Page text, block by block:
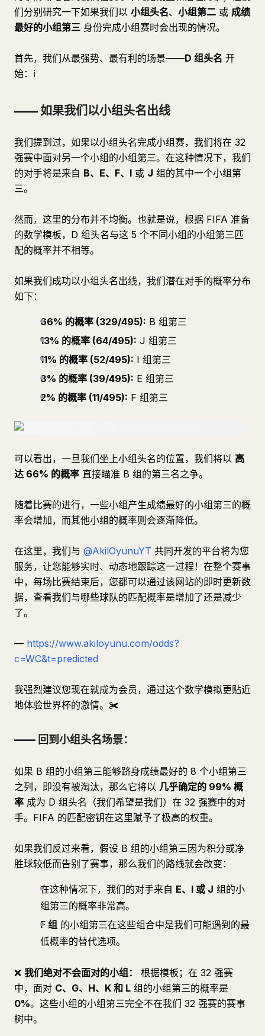
们分别研究一下如果我们以 小组头名、 小组第二 或 成绩
最好的小组第三 身份完成小组赛时会出现的情况。
首先，我们从最强势、最有利的场景——D 组头名 开
始：ℹ
—— 如果我们以小组头名出线
我们提到过，如果以小组头名完成小组赛，我们将在 32
强赛中面对另一个小组的小组第三。在这种情况下，我们
的对手将是来自 B、E、F、I 或 J 组的其中一个小组第
三。
然而，这里的分布并不均衡。也就是说，根据 FIFA 准备
的数学模板，D 组头名与这 5 个不同小组的小组第三匹
配的概率并不相等。
如果我们成功以小组头名出线，我们潜在对手的概率分布
如下：
66% 的概率 (329/495): B 组第三
13% 的概率 (64/495): J 组第三
11% 的概率 (52/495): I 组第三
8% 的概率 (39/495): E 组第三
2% 的概率 (11/495): F 组第三
可以看出，一旦我们坐上小组头名的位置，我们将以 高
达 66% 的概率 直接瞄准 B 组的第三名之争。
随着比赛的进行，一些小组产生成绩最好的小组第三的概
率会增加，而其他小组的概率则会逐渐降低。
在这里，我们与 @AkilOyunuYT 共同开发的平台将为您
服务，让您能够实时、动态地跟踪这一过程！在整个赛事
中，每场比赛结束后，您都可以通过该网站的即时更新数
据，查看我们与哪些球队的匹配概率是增加了还是减少
了。
— https://www.akiloyunu.com/odds?
c=WC&t=predicted
我强烈建议您现在就成为会员，通过这个数学模拟更贴近
地体验世界杯的激情。✀
—— 回到小组头名场景：
如果 B 组的小组第三能够跻身成绩最好的 8 个小组第三
之列，即没有被淘汰，那么它将以 几乎确定的 99% 概
率 成为 D 组头名（我们希望是我们）在 32 强赛中的对
手。FIFA 的匹配密钥在这里赋予了极高的权重。
如果我们反过来看，假设 B 组的小组第三因为积分或净
胜球较低而告别了赛事，那么我们的路线就会改变：
在这种情况下，我们的对手来自 E、I 或 J 组的小
组第三的概率非常高。
F 组 的小组第三在这些组合中是我们可能遇到的最
低概率的替代选项。
❌ 我们绝对不会面对的小组：
根据模板；在 32 强赛
中，面对 C、G、H、K 和 L 组的小组第三的概率是
0%。这些小组的小组第三完全不在我们 32 强赛的赛事
树中。